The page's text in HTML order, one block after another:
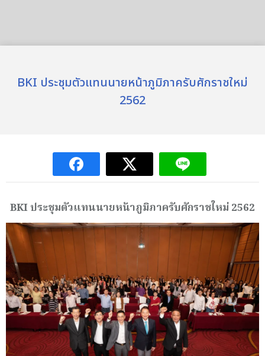
BKI ประชุมตัวแทนนายหน้าภูมิภาครับศักราชใหม่
2562
BKI ประชุมตัวแทนนายหน้าภูมิภาครับศักราชใหม่ 2562